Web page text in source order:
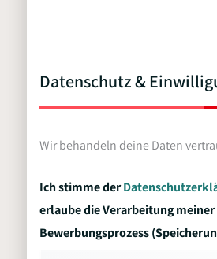
Datenschutz &
Wir behandeln deine Daten
Ich stimme der
erlaube die Verarbeitung
Bewerbungsprozess